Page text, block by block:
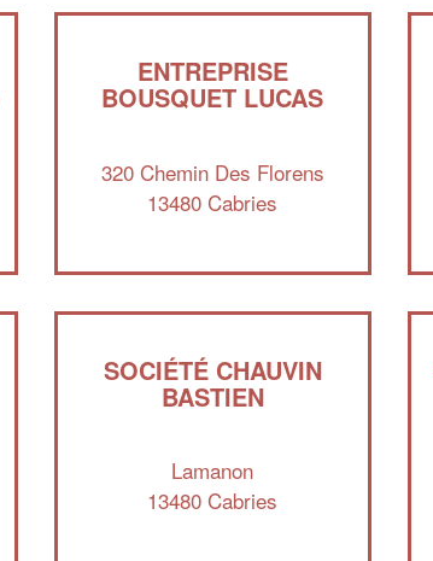
ENTREPRISE
BOUSQUET LUCAS
320 Chemin Des Florens
13480 Cabries
SOCIÉTÉ CHAUVIN
BASTIEN
Lamanon
13480 Cabries